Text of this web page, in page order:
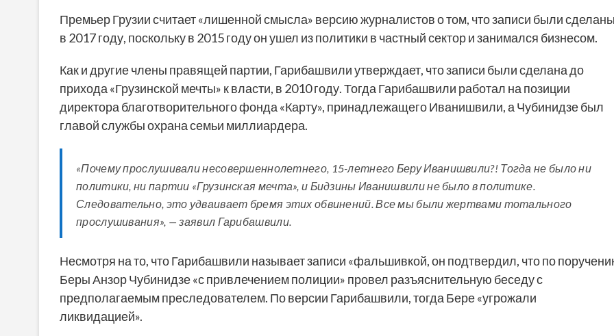
Премьер Грузии считает «лишенной смысла» версию журналистов о том, что записи были
в 2017 году, поскольку в 2015 году он ушел из политики в частный сектор и занимался бизнесом.
Как и другие члены правящей партии, Гарибашвили утверждает, что записи были сделана до
прихода «Грузинской мечты» к власти, в 2010 году. Тогда Гарибашвили работал на позиции
директора благотворительного фонда «Карту», принадлежащего Иванишвили, а Чубинидзе был
главой службы охрана семьи миллиардера.
«Почему прослушивали несовершеннолетнего, 15-летнего Беру Иванишвили?! Тогда не было ни
политики, ни партии «Грузинская мечта», и Бидзины Иванишвили не было в политике.
Следовательно, это удваивает бремя этих обвинений. Все мы были жертвами тотального
прослушивания», — заявил Гарибашвили.
Несмотря на то, что Гарибашвили называет записи «фальшивкой, он подтвердил, что по
Беры Анзор Чубинидзе «с привлечением полиции» провел разъяснительную беседу с
предполагаемым преследователем. По версии Гарибашвили, тогда Бере «угрожали
ликвидацией».